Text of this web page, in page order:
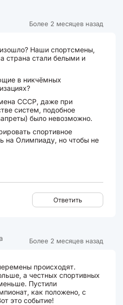
Более 2 месяцев назад
Наши спортсмены,
страна стали белыми и
в никчёмных
СССР, даже при
систем, подобное
было невозможно.
спортивное
на Олимпиаду, но чтобы не
Ответить
Более 2 месяцев назад
происходят.
а честных спортивных
Пустили
как положено, с
это событие!